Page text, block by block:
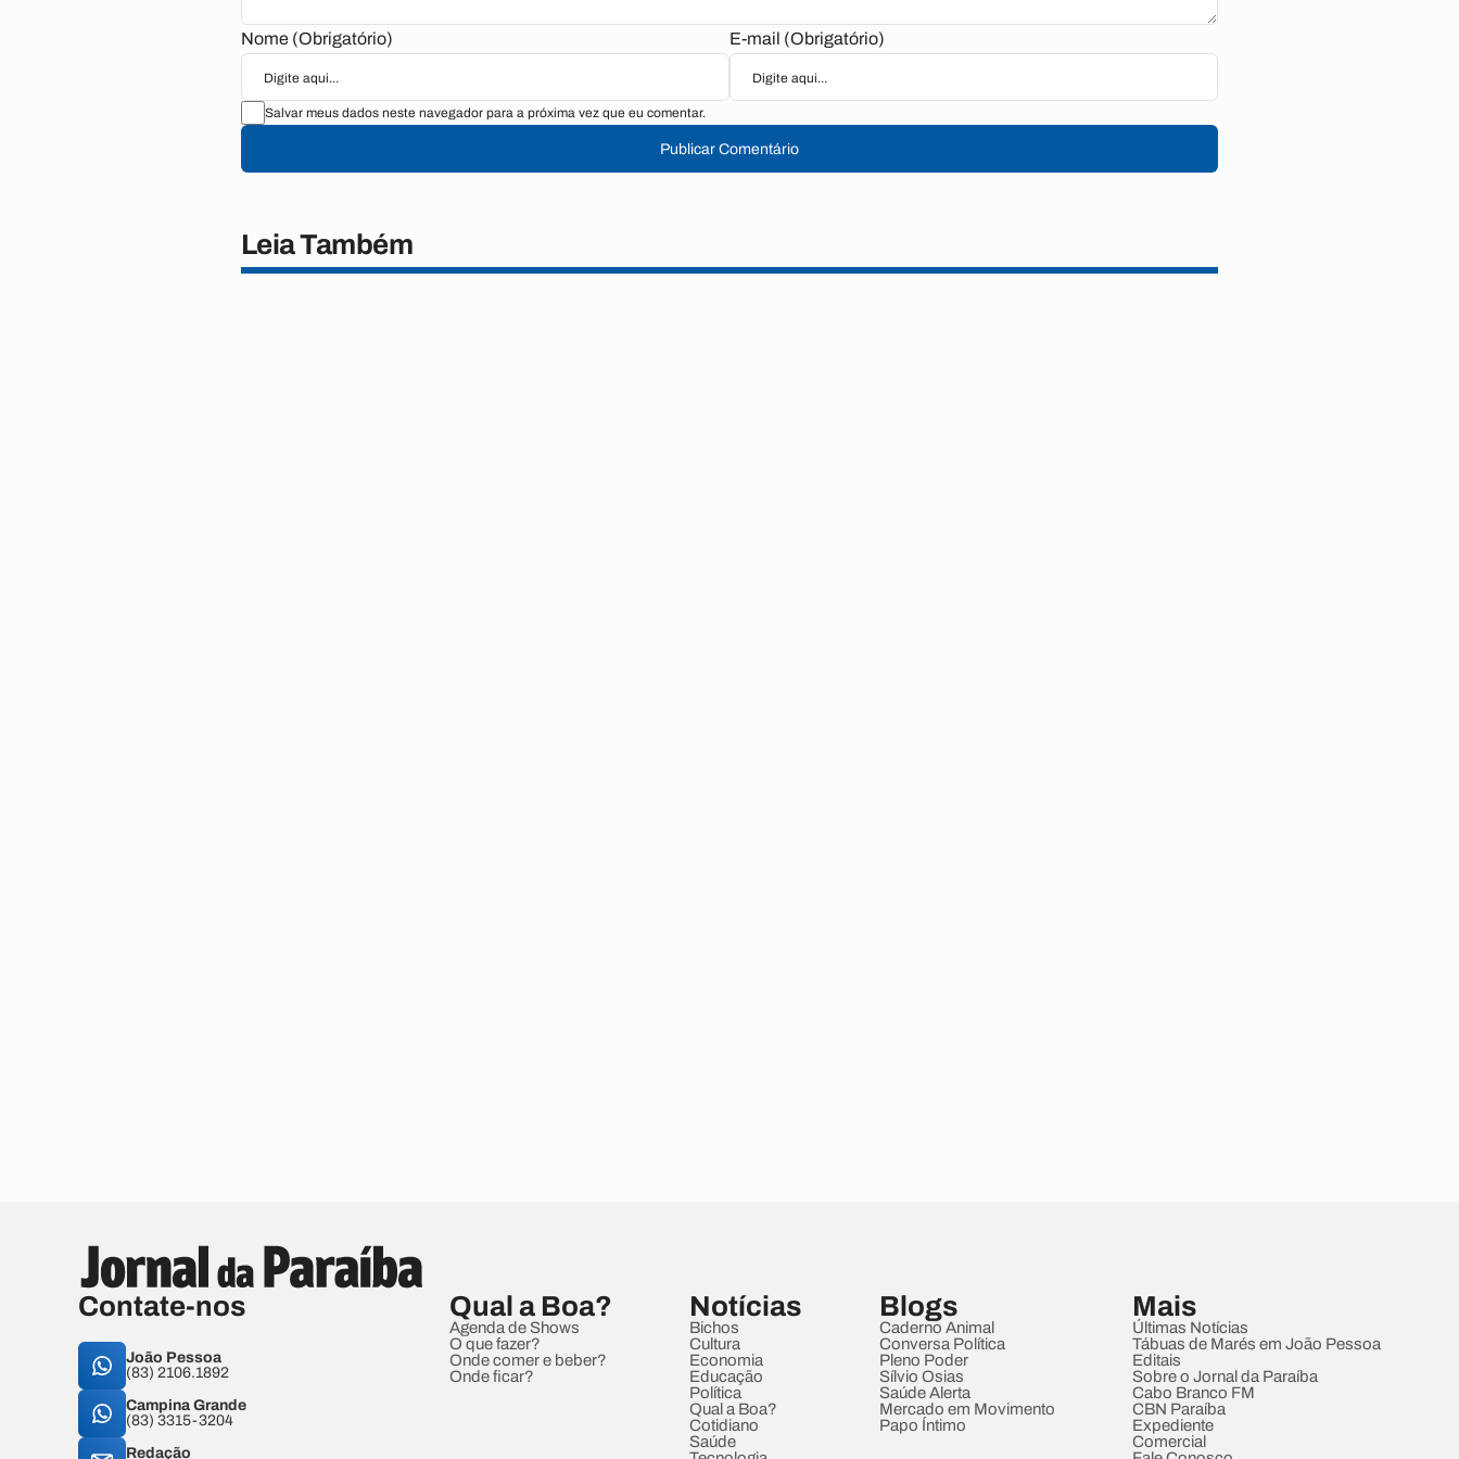
Nome (Obrigatório) E-mail (Obrigatório)
Salvar meus dados neste navegador para a próxima vez que eu comentar.
Publicar Comentário
Leia Também
Contate-nos
João Pessoa
(83) 2106.1892
Campina Grande
(83) 3315-3204
Redação
Qual a Boa?
Agenda de Shows
O que fazer?
Onde comer e beber?
Onde ficar?
Notícias
Bichos
Cultura
Economia
Educação
Política
Qual a Boa?
Cotidiano
Saúde
Blogs
Caderno Animal
Conversa Política
Pleno Poder
Sílvio Osias
Saúde Alerta
Mercado em Movimento
Papo Íntimo
Mais
Últimas Notícias
Tábuas de Marés em João Pessoa
Editais
Sobre o Jornal da Paraíba
Cabo Branco FM
CBN Paraíba
Expediente
Comercial